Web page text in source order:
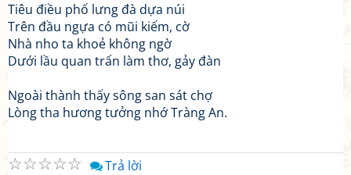
Tiêu điều phố lưng đà dựa núi
Trên đầu ngựa có mũi kiếm, cờ
Nhà nho ta khoẻ không ngờ
Dưới lầu quan trấn làm thơ, gảy đàn
Ngoài thành thấy sông san sát chợ
Lòng tha hương tưởng nhớ Tràng An.
☆
☆
☆
☆
☆ Trả lời